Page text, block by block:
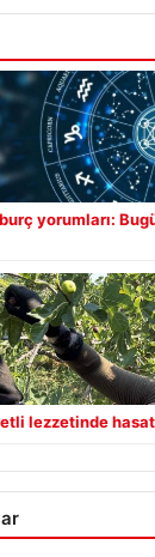
yorumları:
lezzetinde hasat